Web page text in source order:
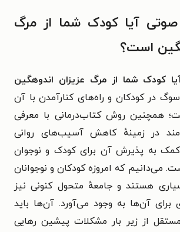
صوتی آیا کودک شما از مرگ
است؟
کودک شما از مرگ عزیزان اندوهگین
در کودکان و راه‌های کنارآمدن با آن
همچنین روش کتاب‌درمانی با معرفی
در زمینهٔ کاهش آسیب‌های روانی
به پذیرش آن برای کودک و نوجوان
می‌دانیم که امروزه کودکان و نوجوانان
هستند و جامعهٔ متحول کنونی نیز
آن‌ها به وجود می‌آورد. آن‌ها باید
از زیر بار مشکلات پیشین رهایی